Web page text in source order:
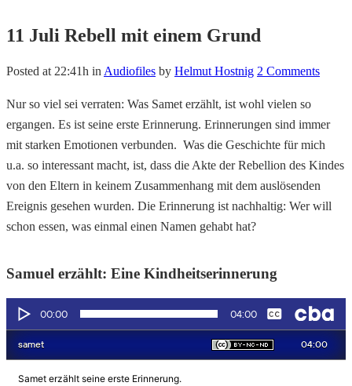
11 Juli Rebell mit einem Grund
Posted at 22:41h in Audiofiles by Helmut Hostnig 2 Comments
Nur so viel sei verraten: Was Samet erzählt, ist wohl vielen so
ergangen. Es ist seine erste Erinnerung. Erinnerungen sind immer
mit starken Emotionen verbunden. Was die Geschichte für mich
u.a. so interessant macht, ist, dass die Akte der Rebellion des Kindes
von den Eltern in keinem Zusammenhang mit dem auslösenden
Ereignis gesehen wurden. Die Erinnerung ist nachhaltig: Wer will
schon essen, was einmal einen Namen gehabt hat?
Samuel erzählt: Eine Kindheitserinnerung